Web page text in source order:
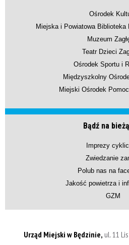
Ośrodek
Miejska i Powiatowa Biblioteka
Muzeum
Teatr Dzieci
Ośrodek Sportu i
Międzyszkolny
Miejski Ośrodek
Bądź na
Imprezy
Zwiedzanie
Polub nas na
Jakość powietrza i
GZM
Urząd Miejski w Będzinie, ul. 11